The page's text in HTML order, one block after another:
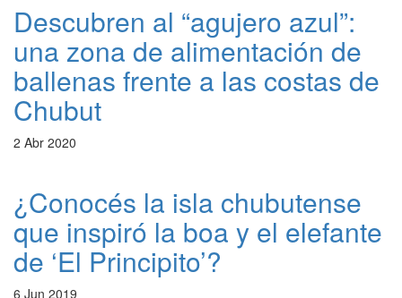
Descubren al “agujero azul”:
una zona de alimentación de
ballenas frente a las costas de
Chubut
2 Abr 2020
¿Conocés la isla chubutense
que inspiró la boa y el elefante
de ‘El Principito’?
6 Jun 2019